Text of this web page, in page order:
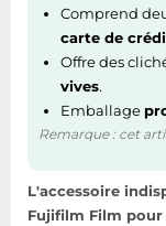
Comprend
carte de
Offre des
vives.
Emballage
Remarque : cet
L'accessoire
Fujifilm Film pour